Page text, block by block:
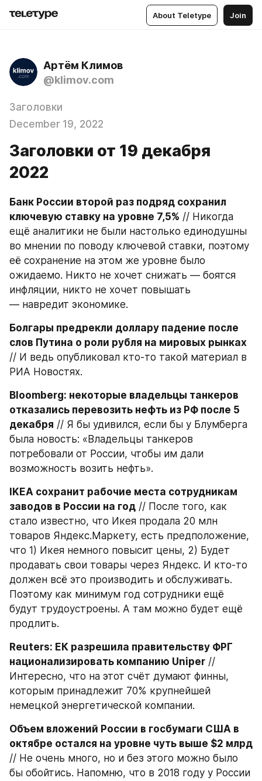
About Teletype Join
Артём Климов
@klimov.com
Заголовки
December 19, 2022
Заголовки от 19 декабря
2022
Банк России второй раз подряд сохранил
ключевую ставку на уровне 7,5% // Никогда
ещё аналитики не были настолько единодушны
во мнении по поводу ключевой ставки, поэтому
её сохранение на этом же уровне было
ожидаемо. Никто не хочет снижать — боятся
инфляции, никто не хочет повышать
— навредит экономике.
Болгары предрекли доллару падение после
слов Путина о роли рубля на мировых рынках
// И ведь опубликовал кто-то такой материал в
РИА Новостях.
Bloomberg: некоторые владельцы танкеров
отказались перевозить нефть из РФ после 5
декабря // Я бы удивился, если бы у Блумберга
была новость: «Владельцы танкеров
потребовали от России, чтобы им дали
возможность возить нефть».
IKEA сохранит рабочие места сотрудникам
заводов в России на год // После того, как
стало известно, что Икея продала 20 млн
товаров Яндекс.Маркету, есть предположение,
что 1) Икея немного повысит цены, 2) Будет
продавать свои товары через Яндекс. И кто-то
должен всё это производить и обслуживать.
Поэтому как минимум год сотрудники ещё
будут трудоустроены. А там можно будет ещё
продлить.
Reuters: ЕК разрешила правительству ФРГ
национализировать компанию Uniper //
Интересно, что на этот счёт думают финны,
которым принадлежит 70% крупнейшей
немецкой энергетической компании.
Объем вложений России в госбумаги США в
октябре остался на уровне чуть выше $2 млрд
// Не очень много, но и без этого можно было
бы обойтись. Напомню, что в 2018 году у России